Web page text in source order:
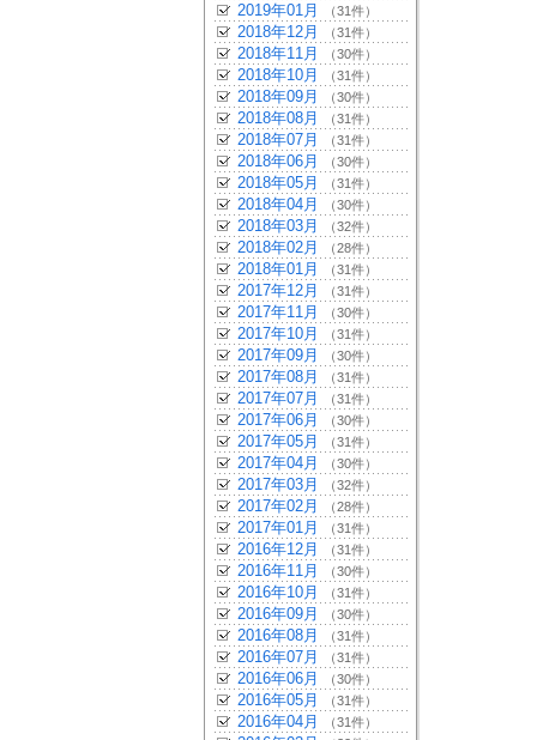
2019年01月 （31件）
2018年12月 （31件）
2018年11月 （30件）
2018年10月 （31件）
2018年09月 （30件）
2018年08月 （31件）
2018年07月 （31件）
2018年06月 （30件）
2018年05月 （31件）
2018年04月 （30件）
2018年03月 （32件）
2018年02月 （28件）
2018年01月 （31件）
2017年12月 （31件）
2017年11月 （30件）
2017年10月 （31件）
2017年09月 （30件）
2017年08月 （31件）
2017年07月 （31件）
2017年06月 （30件）
2017年05月 （31件）
2017年04月 （30件）
2017年03月 （32件）
2017年02月 （28件）
2017年01月 （31件）
2016年12月 （31件）
2016年11月 （30件）
2016年10月 （31件）
2016年09月 （30件）
2016年08月 （31件）
2016年07月 （31件）
2016年06月 （30件）
2016年05月 （31件）
2016年04月 （31件）